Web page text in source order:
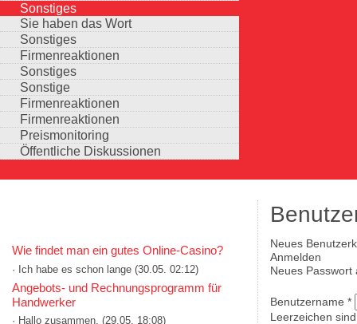
Sonstiges
Sie haben das Wort
Sonstiges
Firmenreaktionen
Sonstiges
Sonstige
Firmenreaktionen
Firmenreaktionen
Preismonitoring
Öffentliche Diskussionen
Wie findet man ein gutes Online-Casino?
· Ich habe es schon lange (30.05. 02:12)
Angebots- und Rechnungsprogramm für
Handwerker
· Hallo zusammen, (29.05. 18:08)
Haupt-Reiter
Neues
(aktiver Reiter)
Anmelden
Neues Passwort
Benutzername *
Leerzeichen
Auswahlmöglichkeiten